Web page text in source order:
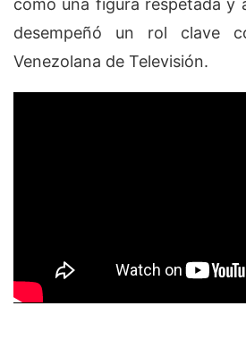
como una figura respetada y
desempeñó un rol clave
Venezolana de Televisión.